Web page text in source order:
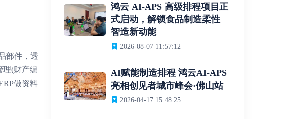
部件，透
理(财产编
做资料
鸿云 AI-APS 高级排程项目正
式启动，解锁食品制造柔性
智造新动能
2026-08-07 11:57:12
AI赋能制造排程 鸿云AI-APS
亮相创见者城市峰会·佛山站
2026-04-17 15:48:25